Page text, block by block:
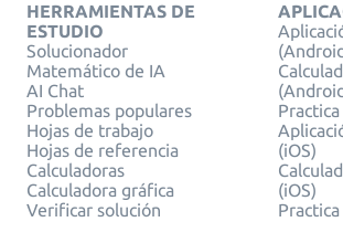
HERRAMIENTAS DE
ESTUDIO
Solucionador
Matemático de IA
AI Chat
Problemas populares
Hojas de trabajo
Hojas de referencia
Calculadoras
Calculadora gráfica
Verificar solución
(iOS)
(iOS)
Practica